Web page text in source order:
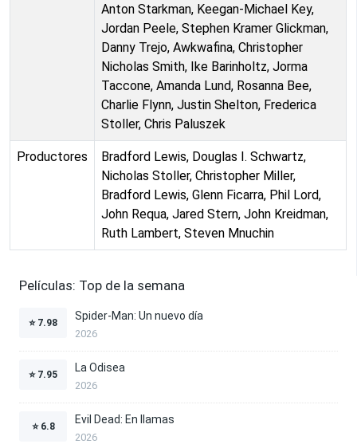
Anton Starkman, Keegan-Michael Key,
Jordan Peele, Stephen Kramer Glickman,
Danny Trejo, Awkwafina, Christopher
Nicholas Smith, Ike Barinholtz, Jorma
Taccone, Amanda Lund, Rosanna Bee,
Charlie Flynn, Justin Shelton, Frederica
Stoller, Chris Paluszek
Productores
Bradford Lewis, Douglas I. Schwartz,
Nicholas Stoller, Christopher Miller,
Bradford Lewis, Glenn Ficarra, Phil Lord,
John Requa, Jared Stern, John Kreidman,
Ruth Lambert, Steven Mnuchin
Películas: Top de la semana
⭐ 7.98
Spider-Man: Un nuevo día
2026
⭐ 7.95
La Odisea
2026
⭐ 6.8
Evil Dead: En llamas
2026